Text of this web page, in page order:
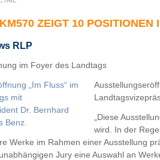
ZEIGT 10 POSITIONEN
RLP
im Foyer des Landtags
„Diese
wird. In der
Werke im Rahmen einer Ausstellung
Jury eine Auswahl an